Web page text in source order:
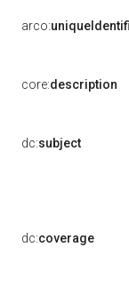
arco:
core:description
dc:subject
dc:coverage